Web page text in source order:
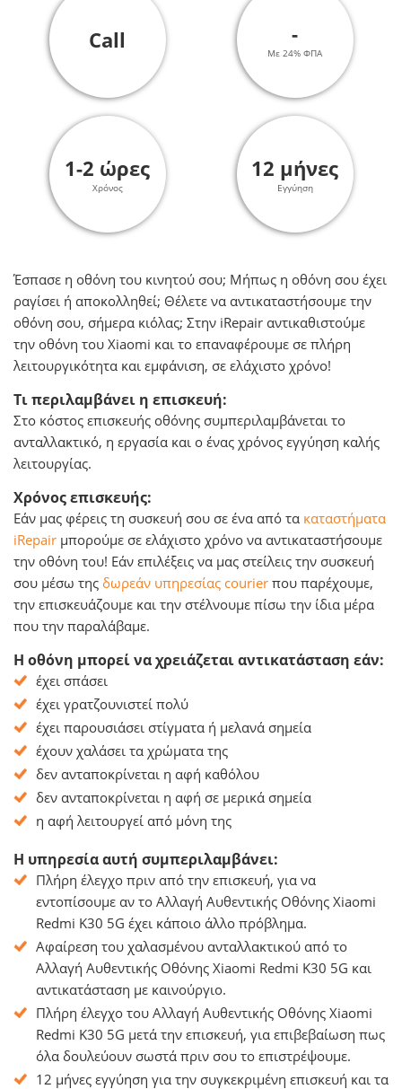
Call -
Με 24% ΦΠΑ
1-2 ώρες
Χρόνος
12 μήνες
Εγγύηση
Έσπασε η οθόνη του κινητού σου; Μήπως η οθόνη σου έχει
ραγίσει ή αποκολληθεί; Θέλετε να αντικαταστήσουμε την
οθόνη σου, σήμερα κιόλας; Στην iRepair αντικαθιστούμε
την οθόνη του Xiaomi και το επαναφέρουμε σε πλήρη
λειτουργικότητα και εμφάνιση, σε ελάχιστο χρόνο!
Τι περιλαμβάνει η επισκευή:
Στο κόστος επισκευής οθόνης συμπεριλαμβάνεται το
ανταλλακτικό, η εργασία και o ένας χρόνος εγγύηση καλής
λειτουργίας.
Χρόνος επισκευής:
Εάν μας φέρεις τη συσκευή σου σε ένα από τα καταστήματα
iRepair μπορούμε σε ελάχιστο χρόνο να αντικαταστήσουμε
την οθόνη του! Εάν επιλέξεις να μας στείλεις την συσκευή
σου μέσω της δωρεάν υπηρεσίας courier που παρέχουμε,
την επισκευάζουμε και την στέλνουμε πίσω την ίδια μέρα
που την παραλάβαμε.
Η οθόνη μπορεί να χρειάζεται αντικατάσταση εάν:
έχει σπάσει
έχει γρατζουνιστεί πολύ
έχει παρουσιάσει στίγματα ή μελανά σημεία
έχουν χαλάσει τα χρώματα της
δεν ανταποκρίνεται η αφή καθόλου
δεν ανταποκρίνεται η αφή σε μερικά σημεία
η αφή λειτουργεί από μόνη της
Η υπηρεσία αυτή συμπεριλαμβάνει:
Πλήρη έλεγχο πριν από την επισκευή, για να
εντοπίσουμε αν το Αλλαγή Αυθεντικής Οθόνης Xiaomi
Redmi K30 5G έχει κάποιο άλλο πρόβλημα.
Αφαίρεση του χαλασμένου ανταλλακτικού από το
Αλλαγή Αυθεντικής Οθόνης Xiaomi Redmi K30 5G και
αντικατάσταση με καινούργιο.
Πλήρη έλεγχο του Αλλαγή Αυθεντικής Οθόνης Xiaomi
Redmi K30 5G μετά την επισκευή, για επιβεβαίωση πως
όλα δουλεύουν σωστά πριν σου το επιστρέψουμε.
12 μήνες εγγύηση για την συγκεκριμένη επισκευή και τα